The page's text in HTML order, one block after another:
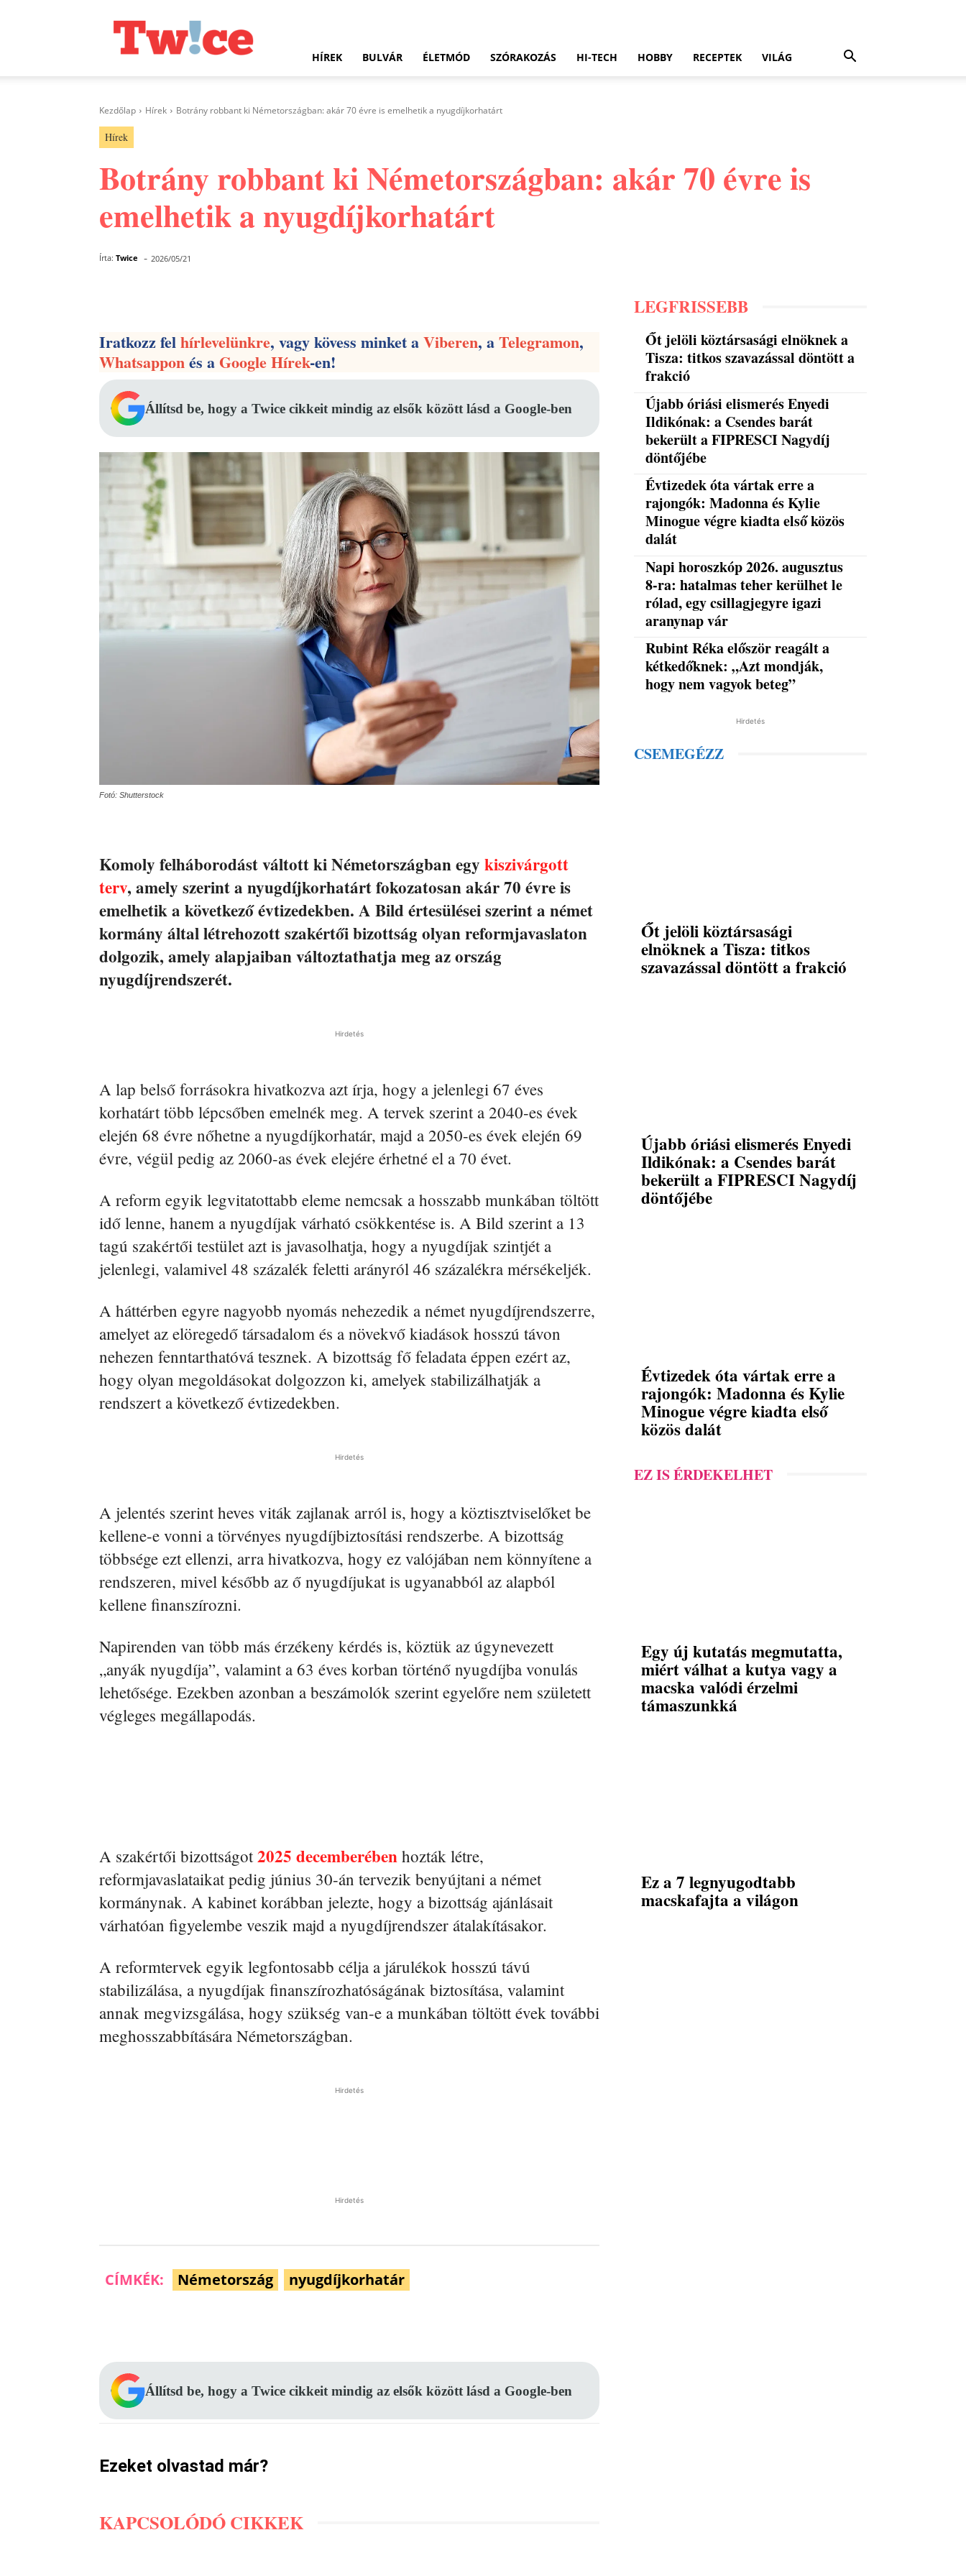
HÍREK BULVÁR ÉLETMÓD SZÓRAKOZÁS HI-TECH HOBBY RECEPTEK VILÁG
Kezdőlap Hírek Botrány robbant ki Németországban: akár 70 évre is emelhetik a nyugdíjkorhatárt
Hírek
Botrány robbant ki Németországban: akár 70 évre is
emelhetik a nyugdíjkorhatárt
Írta: Twice - 2026/05/21
Iratkozz felhírlevelünkre, vagy kövess minket aViberen, aTelegramon,
Whatsapponés aGoogle Hírek-en!
Állítsd be, hogy a Twice cikkeit mindig az elsők között lásd a Google-ben
Fotó: Shutterstock
Komoly felháborodást váltott ki Németországban egy kiszivárgott
terv, amely szerint a nyugdíjkorhatárt fokozatosan akár 70 évre is
emelhetik a következő évtizedekben. A Bild értesülései szerint a német
kormány által létrehozott szakértői bizottság olyan reformjavaslaton
dolgozik, amely alapjaiban változtathatja meg az ország
nyugdíjrendszerét.
Hirdetés
A lap belső forrásokra hivatkozva azt írja, hogy a jelenlegi 67 éves
korhatárt több lépcsőben emelnék meg. A tervek szerint a 2040-es évek
elején 68 évre nőhetne a nyugdíjkorhatár, majd a 2050-es évek elején 69
évre, végül pedig az 2060-as évek elejére érhetné el a 70 évet.
A reform egyik legvitatottabb eleme nemcsak a hosszabb munkában töltött
idő lenne, hanem a nyugdíjak várható csökkentése is. A Bild szerint a 13
tagú szakértői testület azt is javasolhatja, hogy a nyugdíjak szintjét a
jelenlegi, valamivel 48 százalék feletti arányról 46 százalékra mérsékeljék.
A háttérben egyre nagyobb nyomás nehezedik a német nyugdíjrendszerre,
amelyet az elöregedő társadalom és a növekvő kiadások hosszú távon
nehezen fenntarthatóvá tesznek. A bizottság fő feladata éppen ezért az,
hogy olyan megoldásokat dolgozzon ki, amelyek stabilizálhatják a
rendszert a következő évtizedekben.
Hirdetés
A jelentés szerint heves viták zajlanak arról is, hogy a köztisztviselőket be
kellene-e vonni a törvényes nyugdíjbiztosítási rendszerbe. A bizottság
többsége ezt ellenzi, arra hivatkozva, hogy ez valójában nem könnyítene a
rendszeren, mivel később az ő nyugdíjukat is ugyanabból az alapból
kellene finanszírozni.
Napirenden van több más érzékeny kérdés is, köztük az úgynevezett
„anyák nyugdíja”, valamint a 63 éves korban történő nyugdíjba vonulás
lehetősége. Ezekben azonban a beszámolók szerint egyelőre nem született
végleges megállapodás.
A szakértői bizottságot2025 decemberében hozták létre,
reformjavaslataikat pedig június 30-án tervezik benyújtani a német
kormánynak. A kabinet korábban jelezte, hogy a bizottság ajánlásait
várhatóan figyelembe veszik majd a nyugdíjrendszer átalakításakor.
A reformtervek egyik legfontosabb célja a járulékok hosszú távú
stabilizálása, a nyugdíjak finanszírozhatóságának biztosítása, valamint
annak megvizsgálása, hogy szükség van-e a munkában töltött évek további
meghosszabbítására Németországban.
Hirdetés
Hirdetés
CÍMKÉK: Németország nyugdíjkorhatár
Állítsd be, hogy a Twice cikkeit mindig az elsők között lásd a Google-ben
Ezeket olvastad már?
KAPCSOLÓDÓ CIKKEK
LEGFRISSEBB
Őt jelöli köztársasági elnöknek a
Tisza: titkos szavazással döntött a
frakció
Újabb óriási elismerés Enyedi
Ildikónak: a Csendes barát
bekerült a FIPRESCI Nagydíj
döntőjébe
Évtizedek óta vártak erre a
rajongók: Madonna és Kylie
Minogue végre kiadta első közös
dalát
Napi horoszkóp 2026. augusztus
8-ra: hatalmas teher kerülhet le
rólad, egy csillagjegyre igazi
aranynap vár
Rubint Réka először reagált a
kétkedőknek: „Azt mondják,
hogy nem vagyok beteg”
Hirdetés
CSEMEGÉZZ
Őt jelöli köztársasági
elnöknek a Tisza: titkos
szavazással döntött a frakció
Újabb óriási elismerés Enyedi
Ildikónak: a Csendes barát
bekerült a FIPRESCI Nagydíj
döntőjébe
Évtizedek óta vártak erre a
rajongók: Madonna és Kylie
Minogue végre kiadta első
közös dalát
EZ IS ÉRDEKELHET
Egy új kutatás megmutatta,
miért válhat a kutya vagy a
macska valódi érzelmi
támaszunkká
Ez a 7 legnyugodtabb
macskafajta a világon